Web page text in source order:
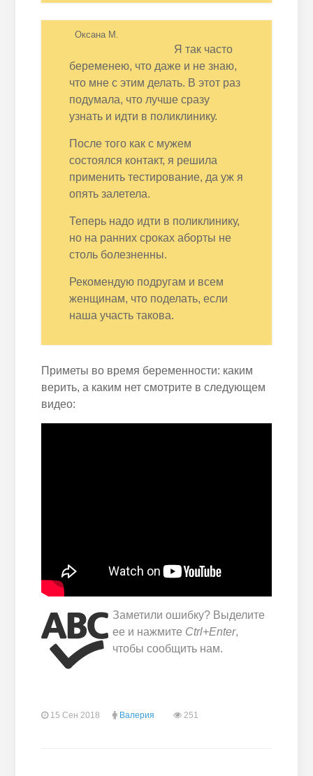
Оксана М.
Я так часто
беременею, что даже и не знаю,
что мне с этим делать. В этот раз
подумала, что лучше сразу
узнать и идти в поликлинику.
После того как с мужем
состоялся контакт, я решила
применить тестирование, да уж я
опять залетела.
Теперь надо идти в поликлинику,
но на ранних сроках аборты не
столь болезненны.
Рекомендую подругам и всем
женщинам, что поделать, если
наша участь такова.
Приметы во время беременности: каким
верить, а каким нет смотрите в следующем
видео:
Заметили ошибку? Выделите
ее и нажмите Ctrl+Enter,
чтобы сообщить нам.
15 Сен 2018 Валерия 251